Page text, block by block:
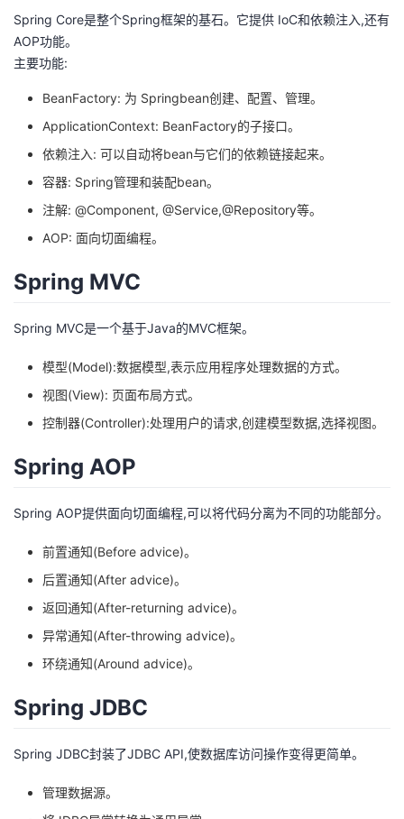
动
关
注
的
开
发
者
堂
我
的
课
我
的
我
我
的
Programs
我
的
我
的
技
术
我
的
云
Spring Core是整个Spring框架的基石。它提供 IoC和依赖注入,还有
AOP功能。
主要功能:
BeanFactory: 为 Springbean创建、配置、管理。
ApplicationContext: BeanFactory的子接口。
依赖注入: 可以自动将bean与它们的依赖链接起来。
容器: Spring管理和装配bean。
注解: @Component, @Service,@Repository等。
AOP: 面向切面编程。
Spring MVC
Spring MVC是一个基于Java的MVC框架。
模型(Model):数据模型,表示应用程序处理数据的方式。
视图(View): 页面布局方式。
控制器(Controller):处理用户的请求,创建模型数据,选择视图。
Spring AOP
Spring AOP提供面向切面编程,可以将代码分离为不同的功能部分。
前置通知(Before advice)。
后置通知(After advice)。
返回通知(After-returning advice)。
异常通知(After-throwing advice)。
环绕通知(Around advice)。
Spring JDBC
Spring JDBC封装了JDBC API,使数据库访问操作变得更简单。
管理数据源。